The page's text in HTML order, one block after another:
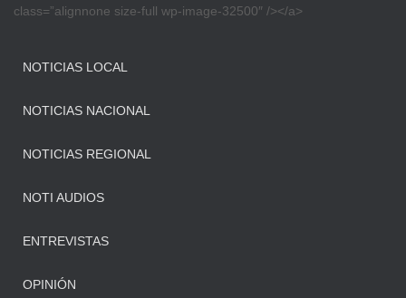
class=”alignnone size-full wp-image-32500″ /></a>
NOTICIAS LOCAL
NOTICIAS NACIONAL
NOTICIAS REGIONAL
NOTI AUDIOS
ENTREVISTAS
OPINIÓN